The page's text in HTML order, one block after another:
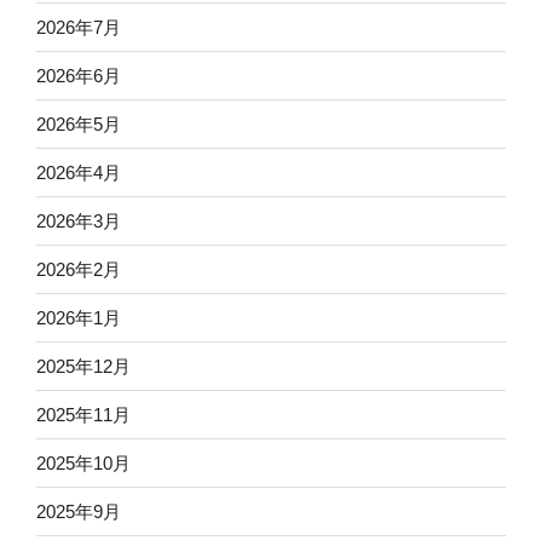
2026年7月
2026年6月
2026年5月
2026年4月
2026年3月
2026年2月
2026年1月
2025年12月
2025年11月
2025年10月
2025年9月